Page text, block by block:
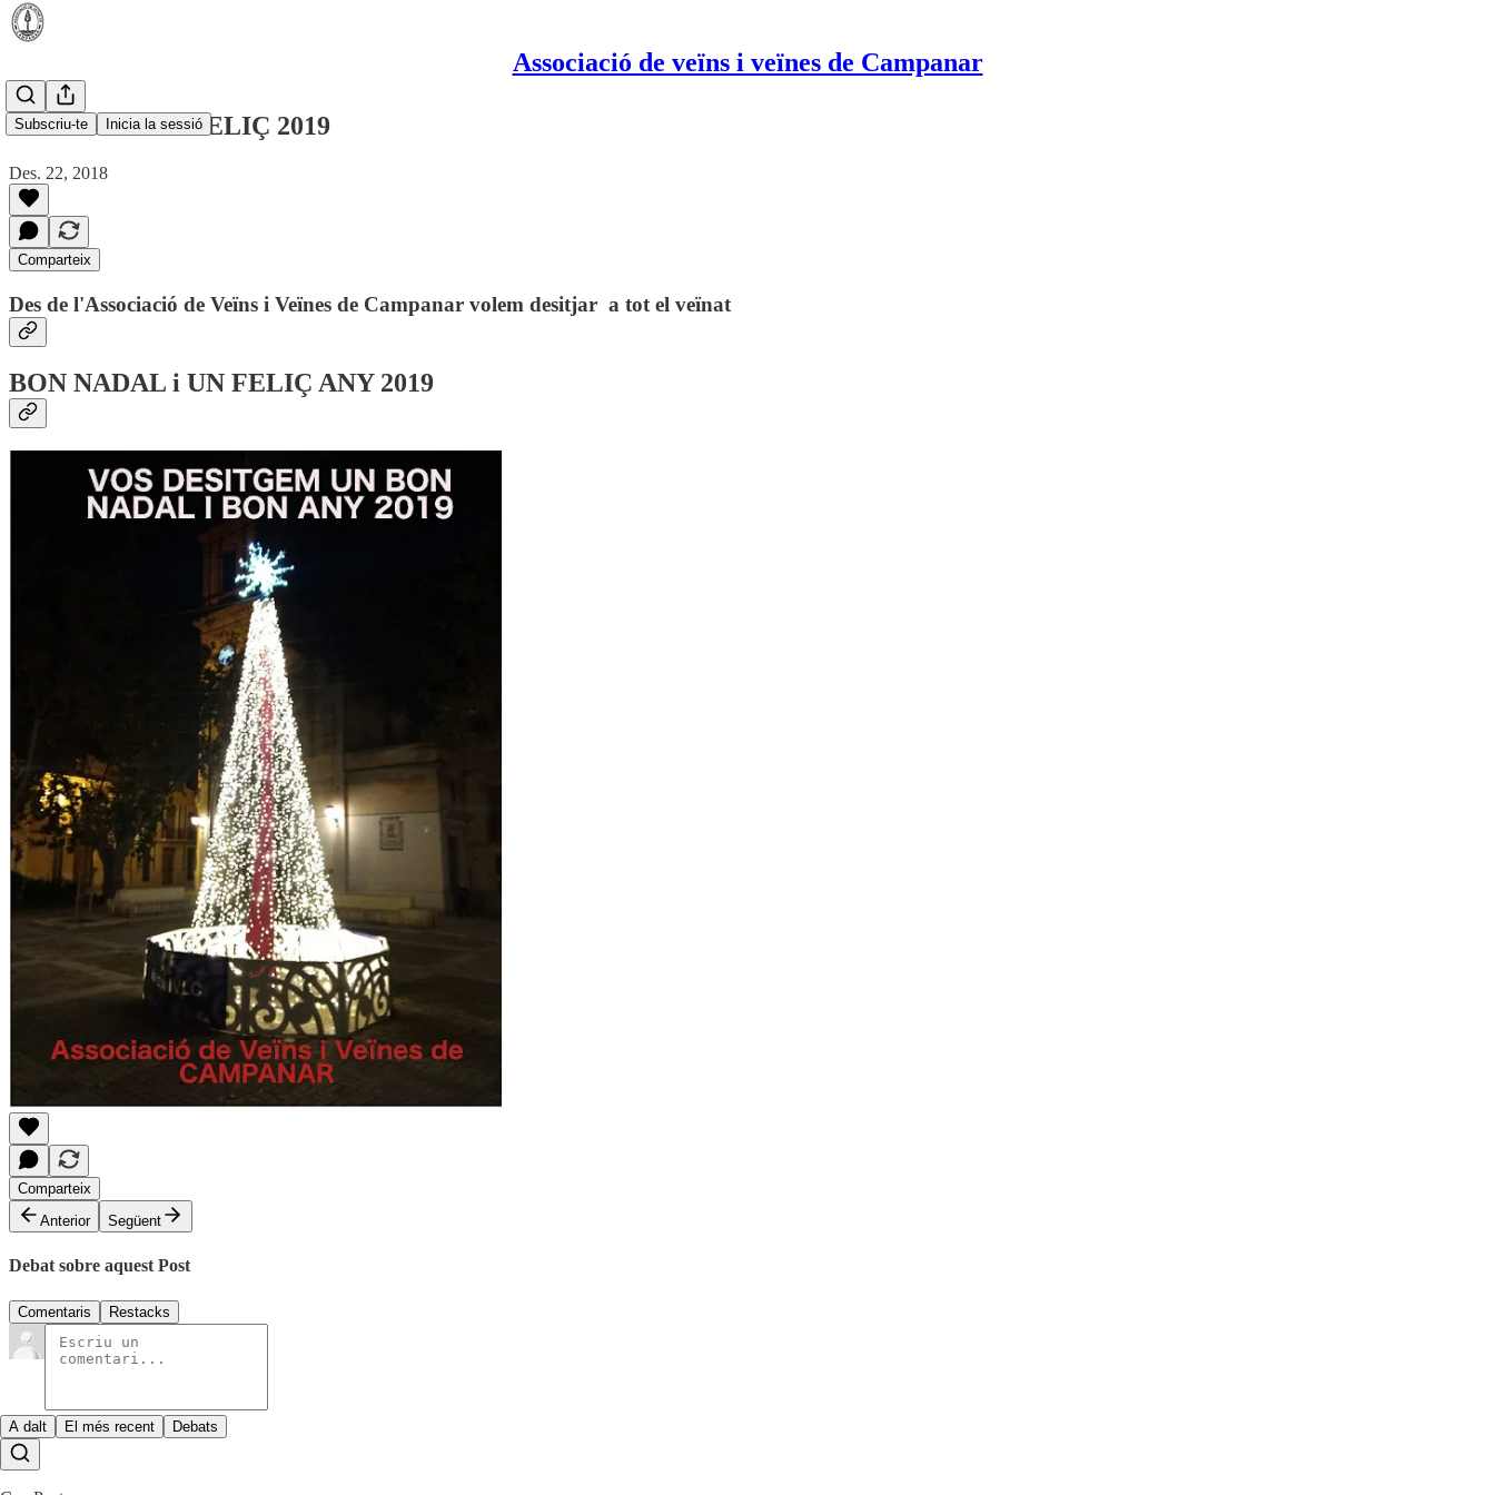
Associació de veïns i veïnes de Campanar
Subscriu-te Inicia la sessió
BON NADAL I FELIÇ 2019
Des. 22, 2018
Comparteix
Des de l'Associació de Veïns i Veïnes de Campanar volem desitjar a tot el veïnat
BON NADAL i UN FELIÇ ANY 2019
Comparteix
Anterior
Següent
Debat sobre aquest Post
Comentaris Restacks
A dalt El més recent Debats